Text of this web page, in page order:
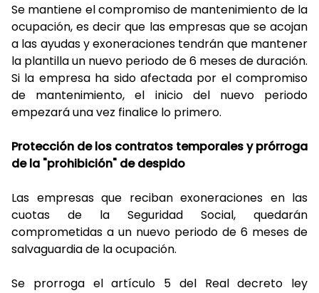
Se mantiene el compromiso de mantenimiento de la
ocupación, es decir que las empresas que se acojan
a las ayudas y exoneraciones tendrán que mantener
la plantilla un nuevo periodo de 6 meses de duración.
Si la empresa ha sido afectada por el compromiso
de mantenimiento, el inicio del nuevo periodo
empezará una vez finalice lo primero.
Protección de los contratos temporales y prórroga
de la "prohibición" de despido
Las empresas que reciban exoneraciones en las
cuotas de la Seguridad Social, quedarán
comprometidas a un nuevo periodo de 6 meses de
salvaguardia de la ocupación.
Se prorroga el artículo 5 del Real decreto ley